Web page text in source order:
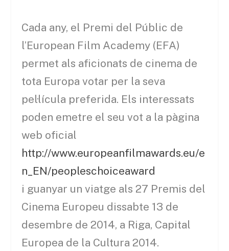
Cada any, el Premi del Públic de
l’European Film Academy (EFA)
permet als aficionats de cinema de
tota Europa votar per la seva
pel·lícula preferida. Els interessats
poden emetre el seu vot a la pàgina
web oficial
http://www.europeanfilmawards.eu/e
n_EN/peopleschoiceaward
i guanyar un viatge als 27 Premis del
Cinema Europeu dissabte 13 de
desembre de 2014, a Riga, Capital
Europea de la Cultura 2014.